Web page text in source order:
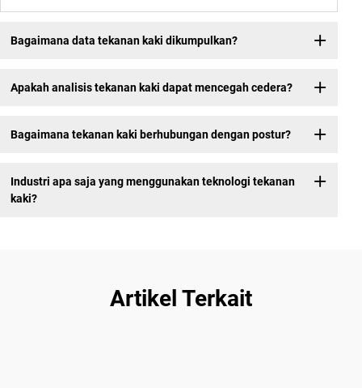
Bagaimana data tekanan kaki dikumpulkan?
Apakah analisis tekanan kaki dapat mencegah cedera?
Bagaimana tekanan kaki berhubungan dengan postur?
Industri apa saja yang menggunakan teknologi tekanan
kaki?
Artikel Terkait